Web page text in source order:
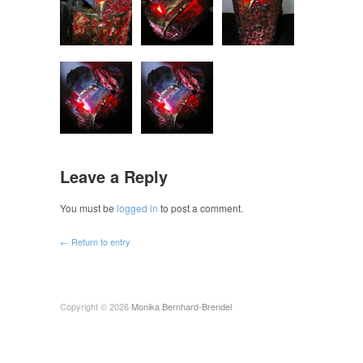
Leave a Reply
You must be logged in to post a comment.
← Return to entry
Copyright © 2026 Monika Bernhard-Brendel